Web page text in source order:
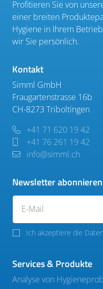
Profitieren Sie von
einer breiten
Hygiene in Ihrem
wir Sie persönlich.
Kontakt
Simml GmbH
Fraugartenstrasse 16b
CH-8273 Triboltingen
+41 71 620 19 42
+41 76 261 19 42
info@simml.ch
Newsletter abonnieren
Ich akzeptiere die
Services & Produkte
Analyse von